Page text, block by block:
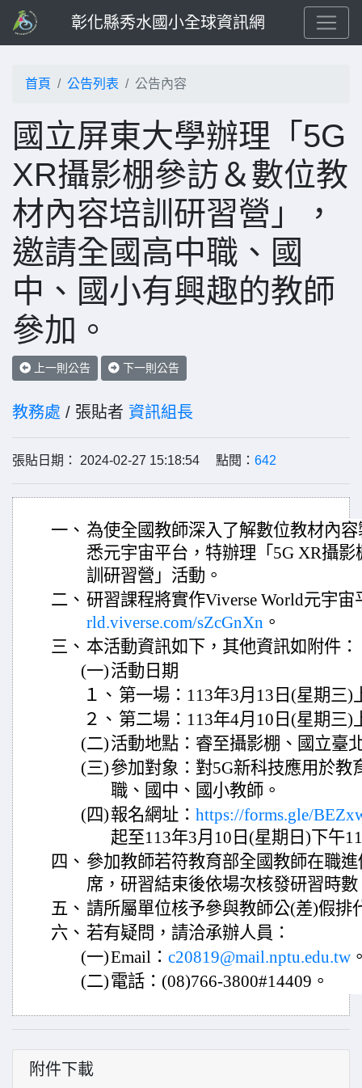
彰化縣秀水國小全球資訊網
首頁 公告列表 公告內容
國立屏東大學辦理「5G
XR攝影棚參訪＆數位教
材內容培訓研習營」，
邀請全國高中職、國
中、國小有興趣的教師
參加。
上一則公告 下一則公告
教務處 / 張貼者 資訊組長
張貼日期： 2024-02-27 15:18:54 點閱： 642
一、 為使全國教師深入了解數位教材內
悉元宇宙平台，特辦理「5G XR攝
訓研習營」活動。
二、 研習課程將實作Viverse World元宇
rld.viverse.com/sZcGnXn 。
三、 本活動資訊如下，其他資訊如附件：
(一)活動日期
１、 第一場：113年3月13日(星期三)
２、 第二場：113年4月10日(星期三)
(二)活動地點：睿至攝影棚、國立臺
(三)參加對象：對5G新科技應用於教
職、國中、國小教師。
(四)報名網址： https://forms.gle/
起至113年3月10日(星期日)下午
四、 參加教師若符教育部全國教師在職
席，研習結束後依場次核發研習時數
五、 請所屬單位核予參與教師公(差)假排
六、 若有疑問，請洽承辦人員：
(一)Email： c20819@mail.nptu.edu.tw
(二)電話：(08)766-3800#14409。
附件下載